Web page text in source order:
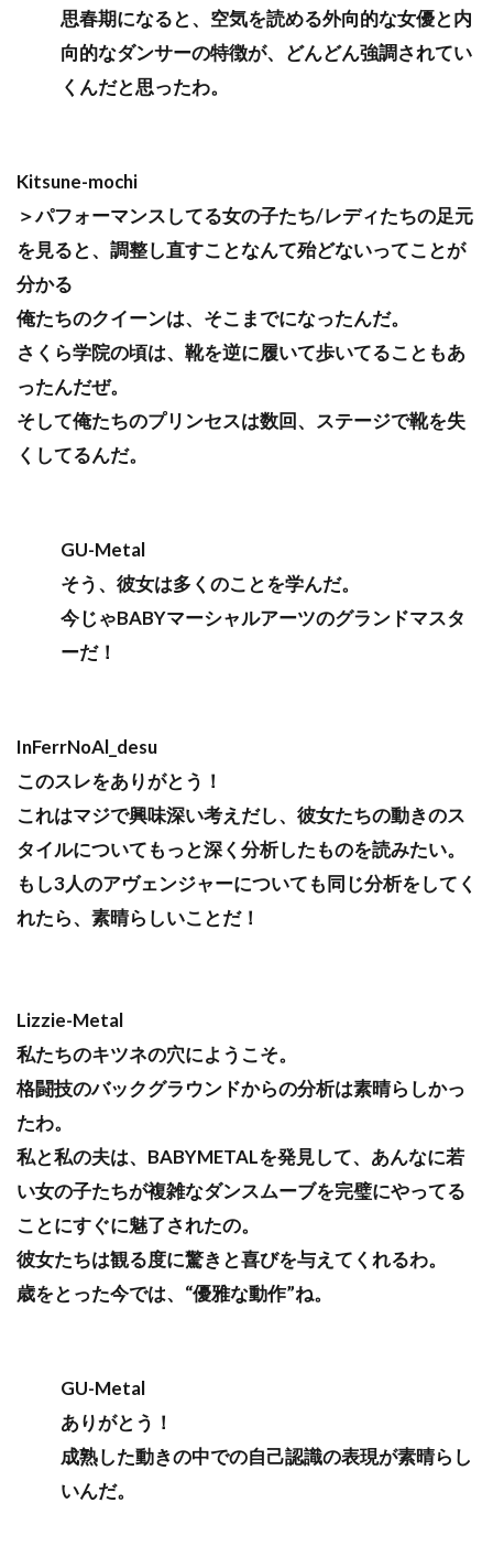
思春期になると、空気を読める外向的な女優と内
向的なダンサーの特徴が、どんどん強調されてい
くんだと思ったわ。
Kitsune-mochi
＞パフォーマンスしてる女の子たち/レディたちの足元
を見ると、調整し直すことなんて殆どないってことが
分かる
俺たちのクイーンは、そこまでになったんだ。
さくら学院の頃は、靴を逆に履いて歩いてることもあ
ったんだぜ。
そして俺たちのプリンセスは数回、ステージで靴を失
くしてるんだ。
GU-Metal
そう、彼女は多くのことを学んだ。
今じゃBABYマーシャルアーツのグランドマスタ
ーだ！
InFerrNoAl_desu
このスレをありがとう！
これはマジで興味深い考えだし、彼女たちの動きのス
タイルについてもっと深く分析したものを読みたい。
もし3人のアヴェンジャーについても同じ分析をしてく
れたら、素晴らしいことだ！
Lizzie-Metal
私たちのキツネの穴にようこそ。
格闘技のバックグラウンドからの分析は素晴らしかっ
たわ。
私と私の夫は、BABYMETALを発見して、あんなに若
い女の子たちが複雑なダンスムーブを完璧にやってる
ことにすぐに魅了されたの。
彼女たちは観る度に驚きと喜びを与えてくれるわ。
歳をとった今では、“優雅な動作”ね。
GU-Metal
ありがとう！
成熟した動きの中での自己認識の表現が素晴らし
いんだ。